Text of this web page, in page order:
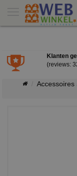
Klanten
(reviews:
Accessoires